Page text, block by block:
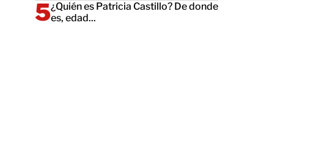
¿Quién es Patricia Castillo? De donde
es, edad...